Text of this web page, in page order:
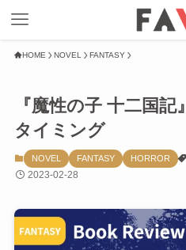
HOME NOVEL FANTASY
『魔性の子 十二国
タイミング
NOVEL FANTASY HORROR
2023-02-28